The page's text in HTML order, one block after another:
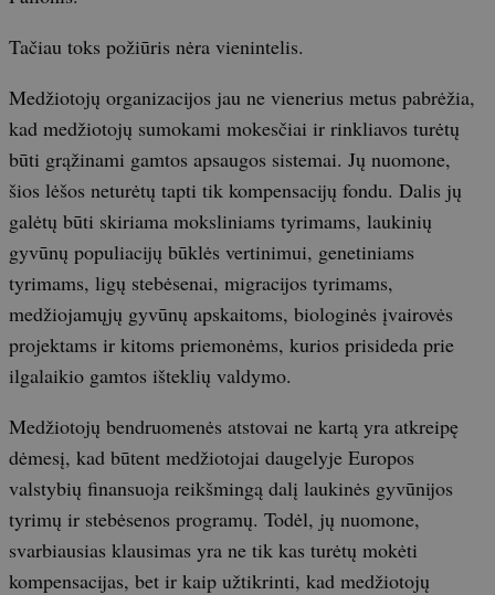
Tačiau toks požiūris nėra vienintelis.
Medžiotojų organizacijos jau ne vienerius metus pabrėžia,
kad medžiotojų sumokami mokesčiai ir rinkliavos turėtų
būti grąžinami gamtos apsaugos sistemai. Jų nuomone,
šios lėšos neturėtų tapti tik kompensacijų fondu. Dalis jų
galėtų būti skiriama moksliniams tyrimams, laukinių
gyvūnų populiacijų būklės vertinimui, genetiniams
tyrimams, ligų stebėsenai, migracijos tyrimams,
medžiojamųjų gyvūnų apskaitoms, biologinės įvairovės
projektams ir kitoms priemonėms, kurios prisideda prie
ilgalaikio gamtos išteklių valdymo.
Medžiotojų bendruomenės atstovai ne kartą yra atkreipę
dėmesį, kad būtent medžiotojai daugelyje Europos
valstybių finansuoja reikšmingą dalį laukinės gyvūnijos
tyrimų ir stebėsenos programų. Todėl, jų nuomone,
svarbiausias klausimas yra ne tik kas turėtų mokėti
kompensacijas, bet ir kaip užtikrinti, kad medžiotojų